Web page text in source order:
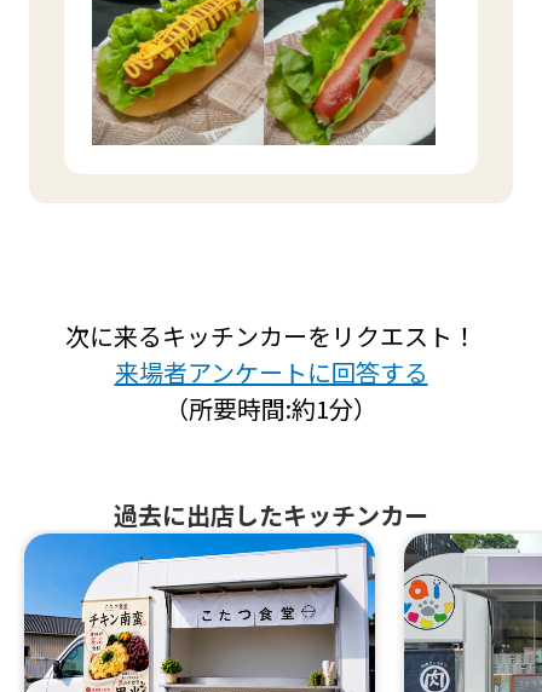
次に来るキッチンカーをリクエスト！
来場者アンケートに回答する
（所要時間:約1分）
過去に出店したキッチンカー